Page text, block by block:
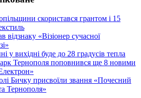
скористався грантом і 15
відзнаку «Візіонер сучасної
у вихідні буде до 28 градусів тепла
Тернополя поповнився ще 8 новими
Бичку присвоїли звання «Почесний
Тернополя»